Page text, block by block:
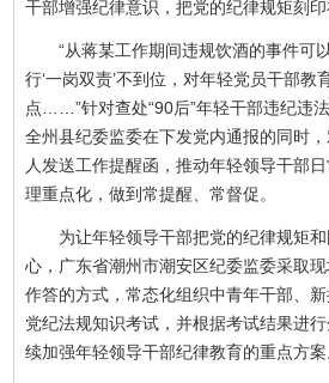
干部增强纪律意识，把党的纪律规矩刻印
“从蒋某工作期间违规饮酒的事件可
行‘一岗双责’不到位，对年轻党员干部教
点……”针对查处“90后”年轻干部违纪违
全州县纪委监委在下发党内通报的同时
人发送工作提醒函，推动年轻领导干部
理重点化，做到常提醒、常督促。
为让年轻领导干部把党的纪律规矩和
心，广东省潮州市潮安区纪委监委采取
作答的方式，常态化组织中青年干部、
党纪法规知识考试，并根据考试结果进
续加强年轻领导干部纪律教育的重点方案